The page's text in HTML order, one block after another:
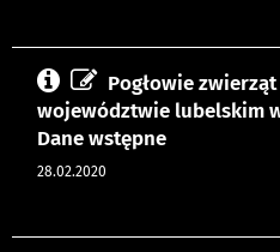
Pogłowie
województwie lubelskim
Dane wstępne
28.02.2020